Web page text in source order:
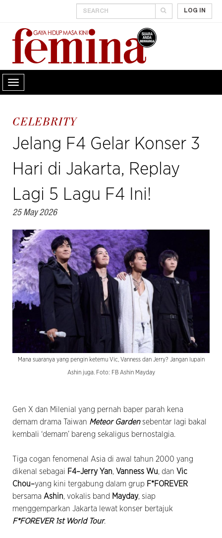
LOG IN
CELEBRITY
Jelang F4 Gelar Konser 3
Hari di Jakarta, Replay
Lagi 5 Lagu F4 Ini!
25 May 2026
Mana suaranya yang pengin ketemu Vic, Vanness dan Jerry? Jangan lupain
Ashin juga. Foto: FB Ashin Mayday
Gen X dan Milenial yang pernah baper parah kena
demam drama Taiwan Meteor Gardensebentar lagi bakal
kembali ‘demam’ bareng sekaligus bernostalgia.
Tiga cogan fenomenal Asia di awal tahun 2000 yang
dikenal sebagai F4–Jerry Yan, Vanness Wu, dan Vic
Chou–yang kini tergabung dalam grup F*FOREVER
bersama Ashin, vokalis band Mayday, siap
menggemparkan Jakarta lewat konser bertajuk
F*FOREVER 1st World Tour.